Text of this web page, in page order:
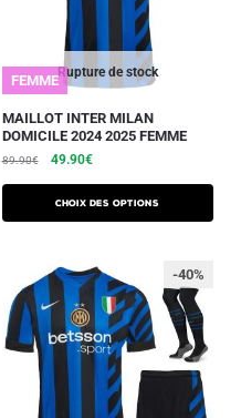
Rupture de stock
FEMME
MAILLOT INTER MILAN
DOMICILE 2024 2025 FEMME
89.90€ 49.90€
Choix des options
-40%